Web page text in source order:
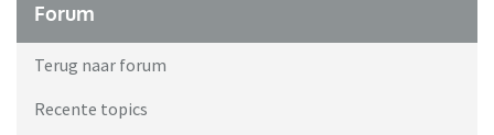
Forum
Terug naar forum
Recente topics